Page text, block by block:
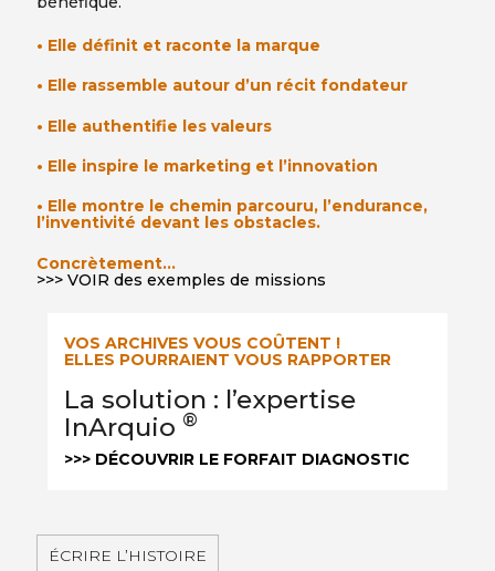
• Elle définit et raconte la marque
• Elle rassemble autour d’un récit fondateur
• Elle authentifie les valeurs
• Elle inspire le marketing et l’innovation
• Elle montre le chemin parcouru, l’endurance,
l’inventivité devant les obstacles.
Concrètement…
>>> VOIR des exemples de missions
VOS ARCHIVES VOUS COÛTENT !
ELLES POURRAIENT VOUS RAPPORTER
La solution : l’expertise
InArquio ®
>>> DÉCOUVRIR LE FORFAIT DIAGNOSTIC
ÉCRIRE L’HISTOIRE